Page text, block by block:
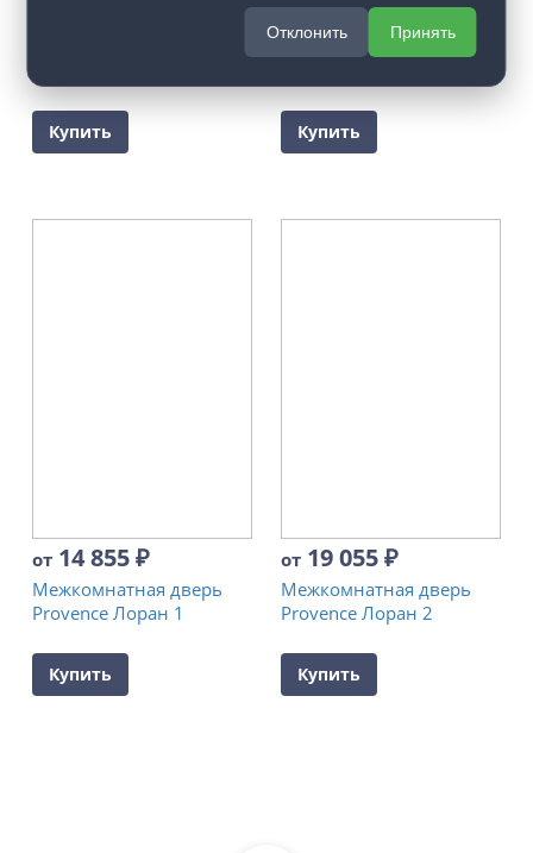
Купить
19 055₽
Межкомнатная дверь
Купить
от 14 855₽
Межкомнатная дверь
Provence Лоран 1
Купить
от 19 055₽
Межкомнатная дверь
Provence Лоран 2
Купить
Отклонить Принять